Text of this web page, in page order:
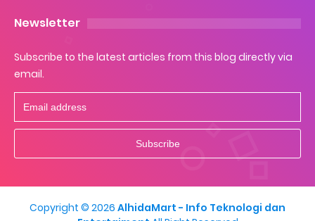
Newsletter
Subscribe to the latest articles from this blog directly via
email.
Copyright © 2026 AlhidaMart - Info Teknologi dan